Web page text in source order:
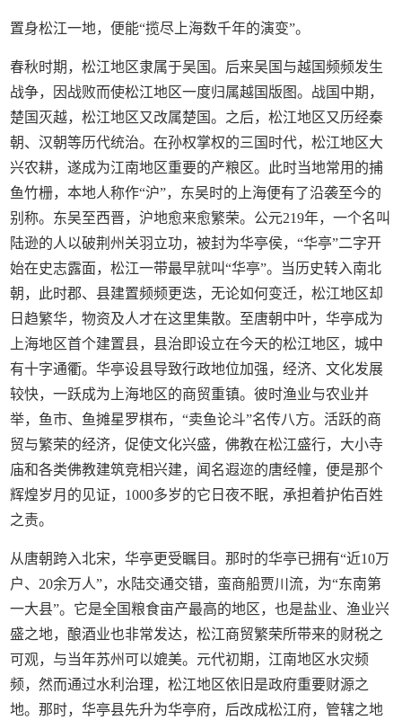
置身松江一地，便能“揽尽上海数千年的演变”。
春秋时期，松江地区隶属于吴国。后来吴国与越国频频发生
战争，因战败而使松江地区一度归属越国版图。战国中期，
楚国灭越，松江地区又改属楚国。之后，松江地区又历经秦
朝、汉朝等历代统治。在孙权掌权的三国时代，松江地区大
兴农耕，遂成为江南地区重要的产粮区。此时当地常用的捕
鱼竹栅，本地人称作“沪”，东吴时的上海便有了沿袭至今的
别称。东吴至西晋，沪地愈来愈繁荣。公元219年，一个名叫
陆逊的人以破荆州关羽立功，被封为华亭侯，“华亭”二字开
始在史志露面，松江一带最早就叫“华亭”。当历史转入南北
朝，此时郡、县建置频频更迭，无论如何变迁，松江地区却
日趋繁华，物资及人才在这里集散。至唐朝中叶，华亭成为
上海地区首个建置县，县治即设立在今天的松江地区，城中
有十字通衢。华亭设县导致行政地位加强，经济、文化发展
较快，一跃成为上海地区的商贸重镇。彼时渔业与农业并
举，鱼市、鱼摊星罗棋布，“卖鱼论斗”名传八方。活跃的商
贸与繁荣的经济，促使文化兴盛，佛教在松江盛行，大小寺
庙和各类佛教建筑竞相兴建，闻名遐迩的唐经幢，便是那个
辉煌岁月的见证，1000多岁的它日夜不眠，承担着护佑百姓
之责。
从唐朝跨入北宋，华亭更受瞩目。那时的华亭已拥有“近10万
户、20余万人”，水陆交通交错，蛮商船贾川流，为“东南第
一大县”。它是全国粮食亩产最高的地区，也是盐业、渔业兴
盛之地，酿酒业也非常发达，松江商贸繁荣所带来的财税之
可观，与当年苏州可以媲美。元代初期，江南地区水灾频
频，然而通过水利治理，松江地区依旧是政府重要财源之
地。那时，华亭县先升为华亭府，后改成松江府，管辖之地